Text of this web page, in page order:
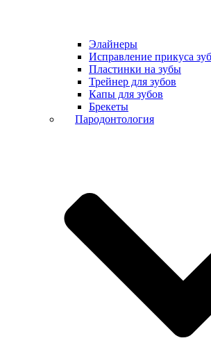
Элайнеры
Исправление прикуса
Пластинки на зубы
Трейнер для зубов
Капы для зубов
Брекеты
Пародонтология